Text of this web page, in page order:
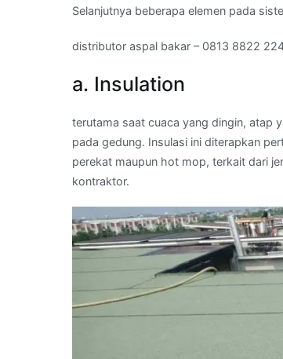
Selanjutnya beberapa elemen pada
distributor aspal bakar – 0813 8822
a. Insulation
terutama saat cuaca yang dingin, atap
pada gedung. Insulasi ini diterapkan
perekat maupun hot mop, terkait dari
kontraktor.